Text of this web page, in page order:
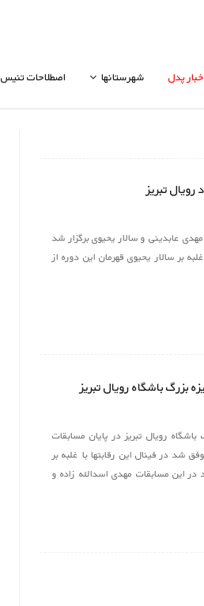
پدل شهرستانها اصطلاحات تنیس
تبریز
عابدینی و سالار یحیوی برگزار شد
توانست در دو ست با نتایج 62 62 با غلبه بر سالار یحیوی قهرمان این دوره از
بزرگ باشگاه رویال تبریز
رویال تبریز در پایان مسابقات
شد در فینال این رقابتها با غلبه بر
در این مسابقات مهدی اسدالله زاده و